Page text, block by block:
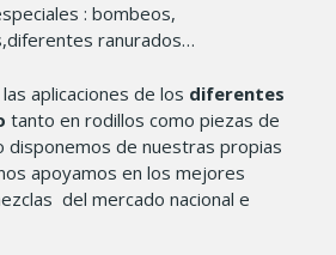
: bombeos,
ranurados…
aplicaciones de los diferentes
tanto en rodillos como piezas de
disponemos de nuestras propias
apoyamos en los mejores
del mercado nacional e